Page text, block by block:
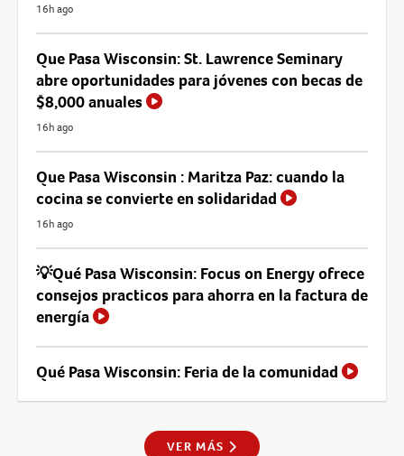
16h ago
Que Pasa Wisconsin: St. Lawrence Seminary
abre oportunidades para jóvenes con becas de
$8,000 anuales
16h ago
Que Pasa Wisconsin : Maritza Paz: cuando la
cocina se convierte en solidaridad
16h ago
💡Qué Pasa Wisconsin: Focus on Energy ofrece
consejos practicos para ahorra en la factura de
energía
Qué Pasa Wisconsin: Feria de la comunidad
VER MÁS